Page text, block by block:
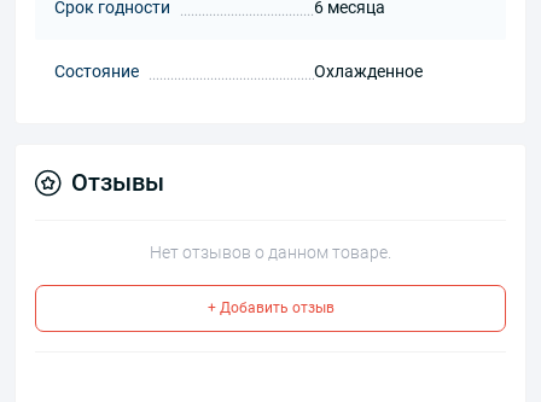
Срок годности 6 месяца
Состояние Охлажденное
Отзывы
Нет отзывов о данном товаре.
+ Добавить отзыв